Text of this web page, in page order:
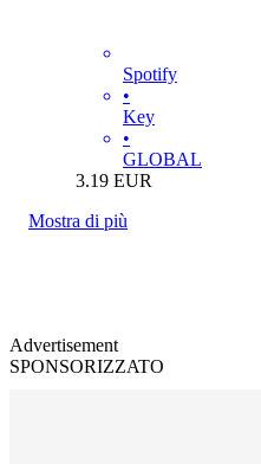
Spotify
•
Key
•
GLOBAL
3.19 EUR
Mostra di più
Advertisement
SPONSORIZZATO